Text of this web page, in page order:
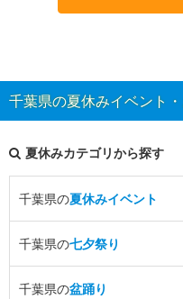
千葉県の夏休みイベント
夏休みカテゴリから探す
千葉県の夏休みイベント
千葉県の七夕祭り
千葉県の盆踊り